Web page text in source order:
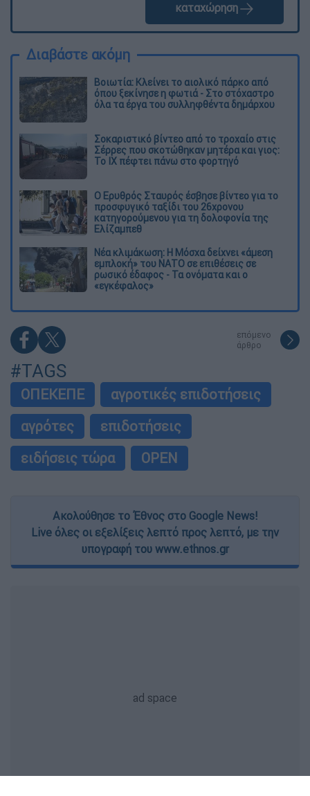
καταχώρηση
Διαβάστε ακόμη
Βοιωτία: Κλείνει το αιολικό πάρκο από
όπου ξεκίνησε η φωτιά - Στο στόχαστρο
όλα τα έργα του συλληφθέντα δημάρχου
Σοκαριστικό βίντεο από το τροχαίο στις
Σέρρες που σκοτώθηκαν μητέρα και γιος:
Το ΙΧ πέφτει πάνω στο φορτηγό
Ο Ερυθρός Σταυρός έσβησε βίντεο για το
προσφυγικό ταξίδι του 26χρονου
κατηγορούμενου για τη δολοφονία της
Ελίζαμπεθ
Νέα κλιμάκωση: Η Μόσχα δείχνει «άμεση
εμπλοκή» του ΝΑΤΟ σε επιθέσεις σε
ρωσικό έδαφος - Τα ονόματα και ο
«εγκέφαλος»
επόμενο
άρθρο
#TAGS
ΟΠΕΚΕΠΕ
αγροτικές επιδοτήσεις
αγρότες
επιδοτήσεις
ειδήσεις τώρα
OPEN
Ακολούθησε το Έθνος στο Google News!
Live όλες οι εξελίξεις λεπτό προς λεπτό, με την
υπογραφή του www.ethnos.gr